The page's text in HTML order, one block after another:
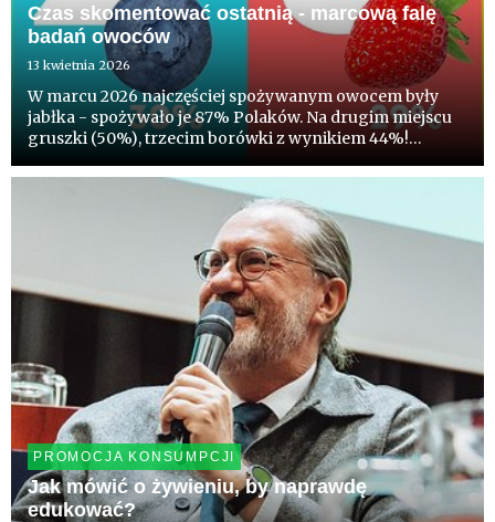
Czas skomentować ostatnią - marcową falę
badań owoców
13 kwietnia 2026
W marcu 2026 najczęściej spożywanym owocem były
jabłka - spożywało je 87% Polaków. Na drugim miejscu
gruszki (50%), trzecim borówki z wynikiem 44%!
blisko 1/3 deklaruje chęć kupowania w nadchodzącym,
PROMOCJA KONSUMPCJI
Jak mówić o żywieniu, by naprawdę
edukować?